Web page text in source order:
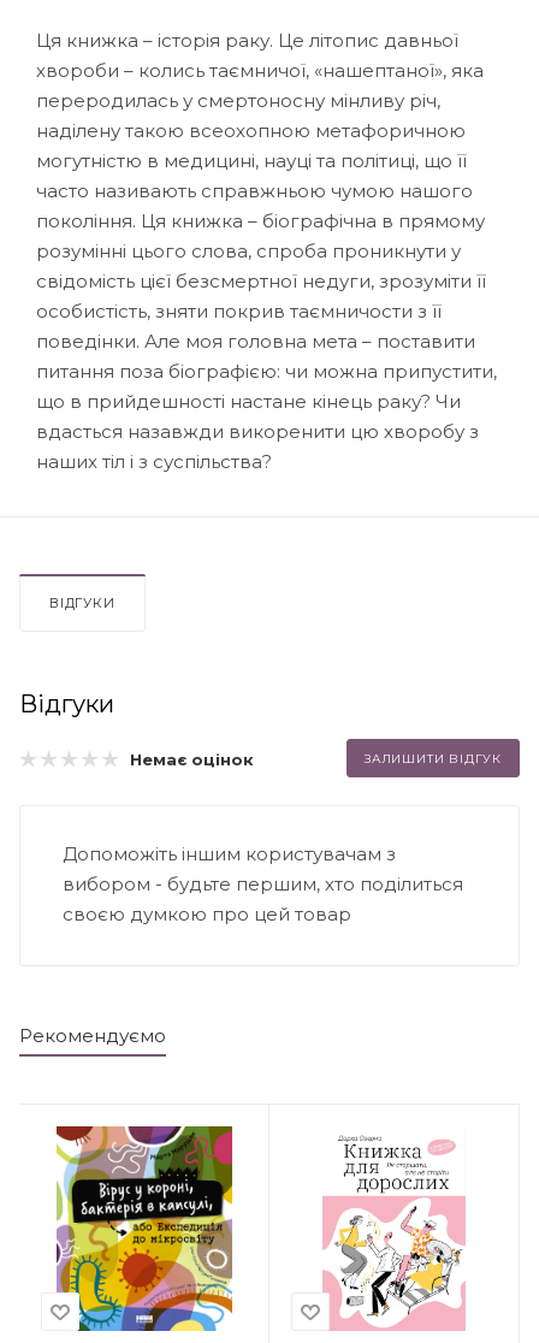
Ця книжка – історія раку. Це літопис давньої
хвороби – колись таємничої, «нашептаної», яка
переродилась у смертоносну мінливу річ,
наділену такою всеохопною метафоричною
могутністю в медицині, науці та політиці, що її
часто називають справжньою чумою нашого
покоління. Ця книжка – біографічна в прямому
розумінні цього слова, спроба проникнути у
свідомість цієї безсмертної недуги, зрозуміти її
особистість, зняти покрив таємничости з її
поведінки. Але моя головна мета – поставити
питання поза біографією: чи можна припустити,
що в прийдешності настане кінець раку? Чи
вдасться назавжди викоренити цю хворобу з
наших тіл і з суспільства?
ВІДГУКИ
Відгуки
Немає оцінок ЗАЛИШИТИ ВІДГУК
Допоможіть іншим користувачам з
вибором - будьте першим, хто поділиться
своєю думкою про цей товар
Рекомендуємо